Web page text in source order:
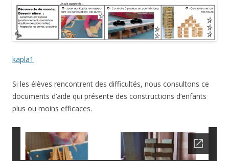
kapla1
Si les élèves rencontrent des difficultés, nous consultons ce
documents d’aide qui présente des constructions d’enfants
plus ou moins efficaces.